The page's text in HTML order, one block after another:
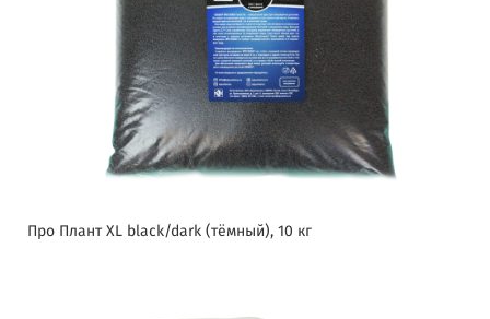
Про Плант XL black/dark (тёмный), 10 кг